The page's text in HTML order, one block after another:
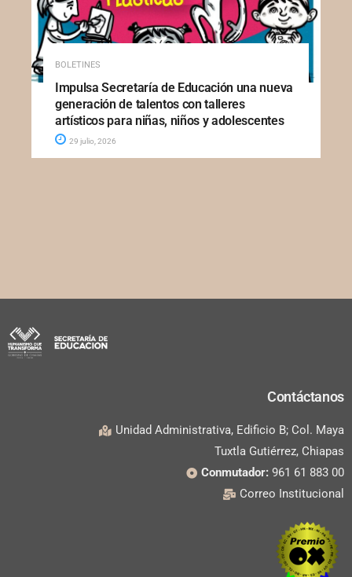
BOLETINES
Impulsa Secretaría de Educación una nueva
generación de talentos con talleres
artísticos para niñas, niños y adolescentes
29 julio, 2026
Contáctanos
Unidad Administrativa, Edificio B; Col. Maya
Tuxtla Gutiérrez, Chiapas
Conmutador: 961 61 883 00
Correo Institucional